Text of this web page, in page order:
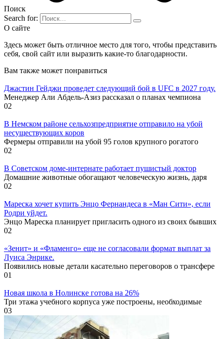
Поиск
Search for:
О сайте
Здесь может быть отличное место для того, чтобы представить
себя, свой сайт или выразить какие-то благодарности.
Вам также может понравиться
Джастин Гейджи проведет следующий бой в UFC в 2027 году.
Менеджер Али Абдель-Азиз рассказал о планах чемпиона
02
В Немском районе сельхозпредприятие отправило на убой
несуществующих коров
Фермеры отправили на убой 95 голов крупного рогатого
02
В Советском доме-интернате работает пушистый доктор
Домашние животные обогащают человеческую жизнь, даря
02
Мареска хочет купить Энцо Фернандеса в «Ман Сити», если
Родри уйдет.
Энцо Мареска планирует пригласить одного из своих бывших
02
«Зенит» и «Фламенго» еще не согласовали формат выплат за
Луиса Энрике.
Появились новые детали касательно переговоров о трансфере
01
Новая школа в Нолинске готова на 26%
Три этажа учебного корпуса уже построены, необходимые
03